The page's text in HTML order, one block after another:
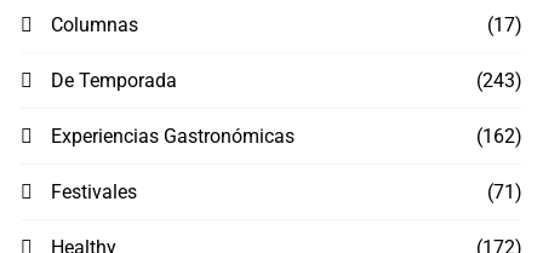
Columnas (17)
De Temporada (243)
Experiencias Gastronómicas (162)
Festivales (71)
Healthy (172)